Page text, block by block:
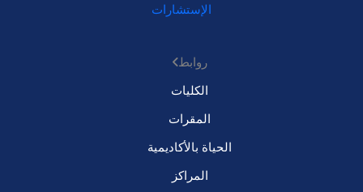
الإستشارات
روابط
الكليات
المقرات
الحياة بالأكاديمية
المراكز